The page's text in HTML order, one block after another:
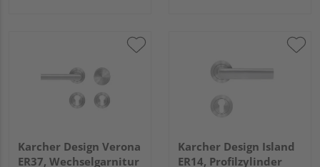
Karcher Design Verona
ER37, Wechselgarnitur
Karcher Design Island
ER14, Profilzylinder